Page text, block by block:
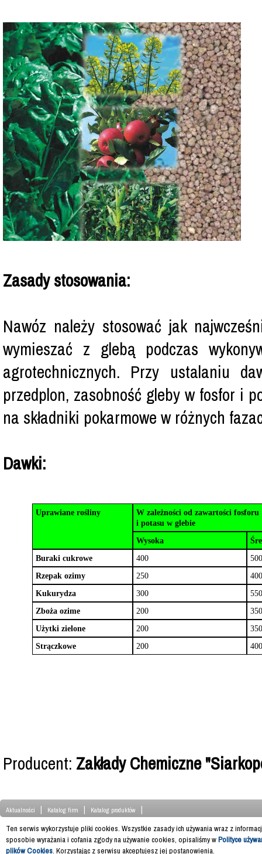
Zasady stosowania:
Nawóz należy stosować jak
wymieszać z glebą podczas
agrotechnicznych. Przy ustalaniu
przedplon, zasobność gleby w fosfor i
na składniki pokarmowe w różnych
Dawki:
Uprawiane rośliny
W zależności od zawartości fosforu
i potasu w glebie
Wysoka
Buraki cukrowe
400
500
Rzepak ozimy
250
400
Kukurydza
300
550
Zboża ozime
200
350
Użytki zielone
200
350
Strączkowe
200 400
Producent: Zakłady Chemiczne
Aktualności | Katalog firm | Katalog produktów
|
Ten serwis wykorzystuje pliki cookies. Wszystkie zasady ich używania wraz z
sposobie wyrażania i cofania zgody na używanie cookies, opisaliśmy wPolityce
plików Cookies . Korzystając z serwisu akceptujesz jej postanowienia.